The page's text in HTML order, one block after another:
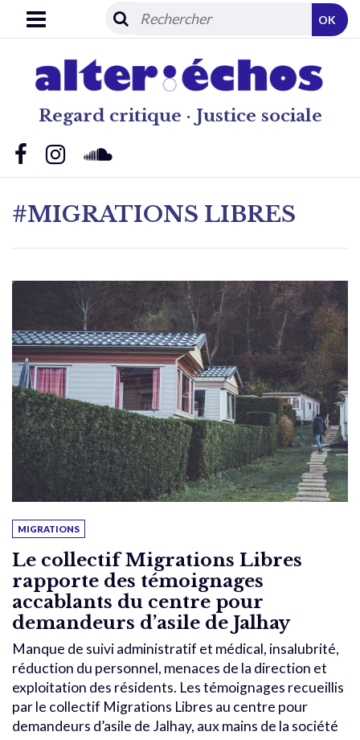
Regard critique · Justice sociale
OK
#MIGRATIONS LIBRES
MIGRATIONS
Le collectif Migrations Libres
rapporte des témoignages
accablants du centre pour
demandeurs d’asile de Jalhay
Manque de suivi administratif et médical, insalubrité,
réduction du personnel, menaces de la direction et
exploitation des résidents. Les témoignages recueillis
par le collectif Migrations Libres au centre pour
demandeurs d’asile de Jalhay, aux mains de la société